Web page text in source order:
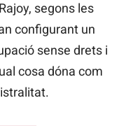
segons les
configurant un
sense drets i
cosa dóna com